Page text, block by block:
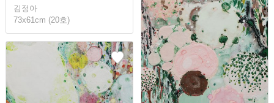
김정아
73x61cm (20호)